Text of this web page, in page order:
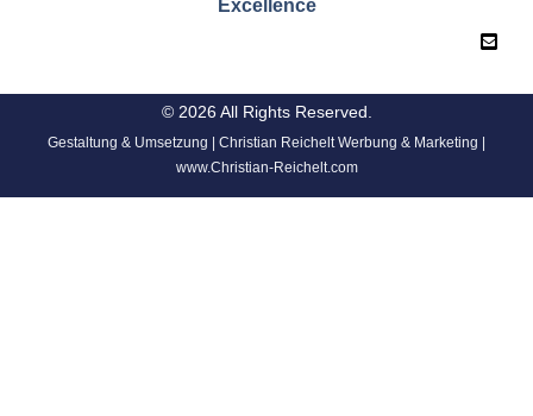
© 2026 All Rights Reserved.
Gestaltung & Umsetzung | Christian Reichelt Werbung & Marketing |
www.Christian-Reichelt.com